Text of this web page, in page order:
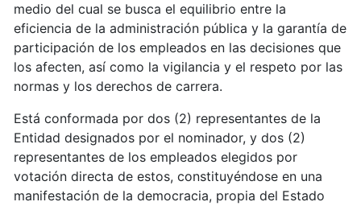
medio del cual se busca el equilibrio entre la
eficiencia de la administración pública y la garantía de
participación de los empleados en las decisiones que
los afecten, así como la vigilancia y el respeto por las
normas y los derechos de carrera.
Está conformada por dos (2) representantes de la
Entidad designados por el nominador, y dos (2)
representantes de los empleados elegidos por
votación directa de estos, constituyéndose en una
manifestación de la democracia, propia del Estado